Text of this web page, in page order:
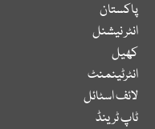
پاکستان
انٹر نیشنل
کھیل
انٹرٹینمنٹ
لائف اسٹائل
ٹاپ ٹرینڈ